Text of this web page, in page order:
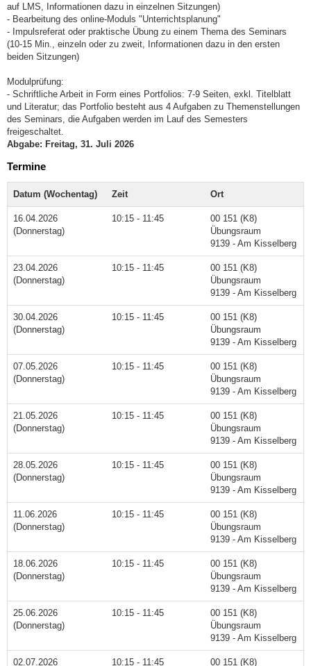
auf LMS, Informationen dazu in einzelnen Sitzungen)
- Bearbeitung des online-Moduls "Unterrichtsplanung"
- Impulsreferat oder praktische Übung zu einem Thema des Seminars
(10-15 Min., einzeln oder zu zweit, Informationen dazu in den ersten
beiden Sitzungen)
Modulprüfung:
- Schriftliche Arbeit in Form eines Portfolios: 7-9 Seiten, exkl. Titelblatt
und Literatur; das Portfolio besteht aus 4 Aufgaben zu Themenstellungen
des Seminars, die Aufgaben werden im Lauf des Semesters
freigeschaltet.
Abgabe: Freitag, 31. Juli 2026
Termine
Datum (Wochentag) Zeit Ort
16.04.2026
(Donnerstag)
10:15 - 11:45
00 151 (K8)
Übungsraum
9139 - Am Kisselberg
23.04.2026
(Donnerstag)
10:15 - 11:45
00 151 (K8)
Übungsraum
9139 - Am Kisselberg
30.04.2026
(Donnerstag)
10:15 - 11:45
00 151 (K8)
Übungsraum
9139 - Am Kisselberg
07.05.2026
(Donnerstag)
10:15 - 11:45
00 151 (K8)
Übungsraum
9139 - Am Kisselberg
21.05.2026
(Donnerstag)
10:15 - 11:45
00 151 (K8)
Übungsraum
9139 - Am Kisselberg
28.05.2026
(Donnerstag)
10:15 - 11:45
00 151 (K8)
Übungsraum
9139 - Am Kisselberg
11.06.2026
(Donnerstag)
10:15 - 11:45
00 151 (K8)
Übungsraum
9139 - Am Kisselberg
18.06.2026
(Donnerstag)
10:15 - 11:45
00 151 (K8)
Übungsraum
9139 - Am Kisselberg
25.06.2026
(Donnerstag)
10:15 - 11:45
00 151 (K8)
Übungsraum
9139 - Am Kisselberg
02.07.2026 10:15 - 11:45 00 151 (K8)